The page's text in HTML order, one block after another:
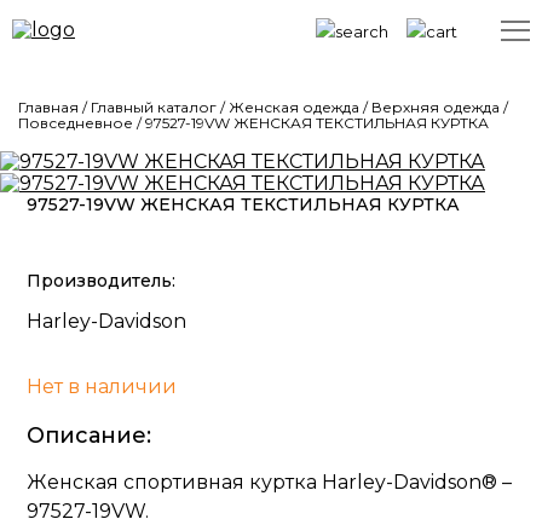
Главная / Главный каталог / Женская одежда / Верхняя одежда /
Повседневное /97527-19VW ЖЕНСКАЯ ТЕКСТИЛЬНАЯ КУРТКА
97527-19VW ЖЕНСКАЯ ТЕКСТИЛЬНАЯ КУРТКА
Производитель:
Harley-Davidson
Нет в наличии
Описание:
Женская спортивная куртка Harley-Davidson® –
97527-19VW.